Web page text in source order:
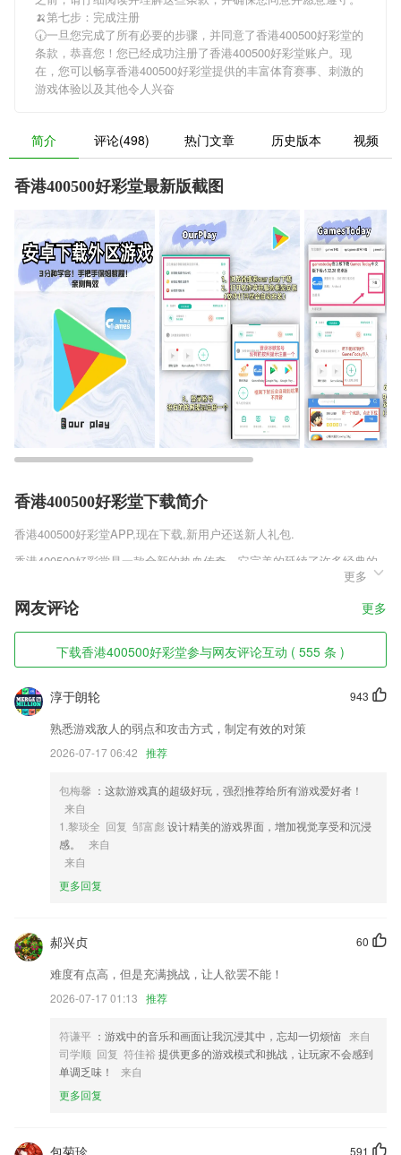
🍌第七步：完成注册
🕢一旦您完成了所有必要的步骤，并同意了香港400500好彩堂的
条款，恭喜您！您已经成功注册了香港400500好彩堂账户。现
在，您可以畅享香港400500好彩堂提供的丰富体育赛事、刺激的
游戏体验以及其他令人兴奋
简介 评论(498) 热门文章 历史版本 视频
香港400500好彩堂最新版截图
香港400500好彩堂下载简介
香港400500好彩堂APP,现在下载,新用户还送新人礼包.
香港400500好彩堂是一款全新的热血传奇，它完美的延续了许多经典的
超变私服经典热血传奇玩法，在这里有着超热血的竞技挑战，众多的玩法
将会相遇到同一个竞技场中，体验着非常热血的竞技过程，PK的玩法中
还有着装备赌注功能。
香港400500好彩堂软件特色
1,相关2265专家或专业机构针对谣言所发布过的相关公共信息;
2,每一道题均有详细的解析，加深印象学习解题方法；
3,针对你所在省所学专业，定点推送考试安排、报考资讯及其他自学考试
5,法律知识秒变现
6,整车重量小于55KG；
香港400500好彩堂软件优势
1.学习方便：课件支持下载之后离线播放，可离线观看课程视频
3.考霸错题本app考霸初中生物app考霸初中数学app初中物理大师app考
霸刷题宝官方版高考数学app初中物理考霸app官方版初中历史考霸软件
初中英语app初中语文考霸教育app初中政治app初中地理考霸软件考霸初
中政治app考霸初中地理app
5.原创热门歌曲尤克里里谱，想要的歌曲都能找到。
6.还可以直接输入课程名称去进行课程学习，让用户的学习效率都可以优
质提升；
识别图片能力升级，沟通更高效
更多
网友评论 更多
下载香港400500好彩堂参与网友评论互动 ( 555 条 )
943
淳于朗轮
熟悉游戏敌人的弱点和攻击方式，制定有效的对策
2026-07-17 06:42 推荐
包梅馨 ：这款游戏真的超级好玩，强烈推荐给所有游戏爱好者！
来自
1.黎琰全 回复 邹富彪设计精美的游戏界面，增加视觉享受和沉浸
感。
来自
来自
更多回复
60
郝兴贞
难度有点高，但是充满挑战，让人欲罢不能！
2026-07-17 01:13 推荐
符谦平 ：游戏中的音乐和画面让我沉浸其中，忘却一切烦恼 来自
司学顺 回复 符佳裕提供更多的游戏模式和挑战，让玩家不会感到
单调乏味！
来自
更多回复
591
包菊珍